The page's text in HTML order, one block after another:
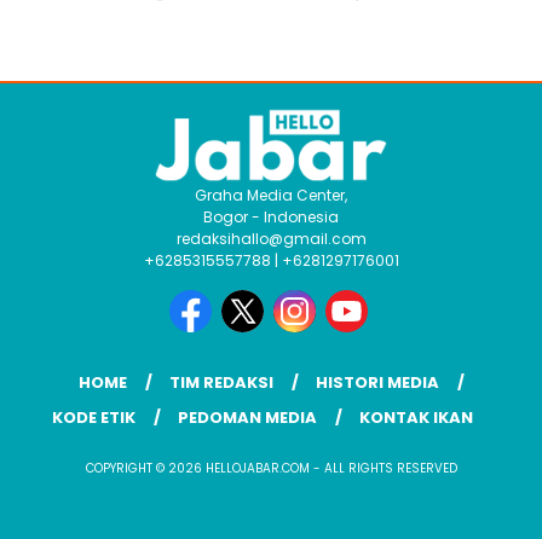
Graha Media Center,
Bogor - Indonesia
redaksihallo@gmail.com
+6285315557788 | +6281297176001
HOME TIM REDAKSI
HISTORI MEDIA
KODE ETIK
PEDOMAN MEDIA KONTAK IKAN
COPYRIGHT © 2026 HELLOJABAR.COM - ALL RIGHTS RESERVED